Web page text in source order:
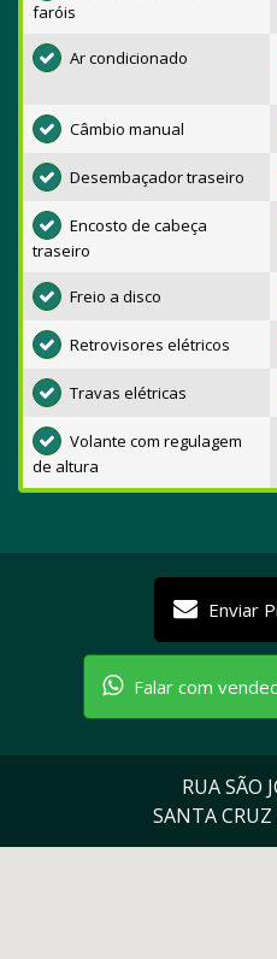
faróis
Ar condicionado
Câmbio manual
Desembaçador traseiro
Encosto de cabeça
traseiro
Freio a disco
Retrovisores elétricos
Travas elétricas
Volante com regulagem
de altura
Enviar
Falar com
RUA SÃO
SANTA